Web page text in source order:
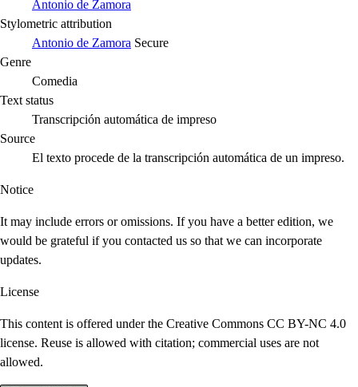
Antonio de Zamora
Stylometric attribution
Antonio de Zamora Secure
Genre
Comedia
Text status
Transcripción automática de impreso
Source
El texto procede de la transcripción automática de un impreso.
Notice
It may include errors or omissions. If you have a better edition, we
would be grateful if you contacted us so that we can incorporate
updates.
License
This content is offered under the Creative Commons CC BY-NC 4.0
license. Reuse is allowed with citation; commercial uses are not
allowed.